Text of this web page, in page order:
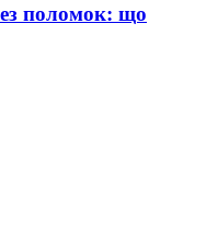
поломок: що